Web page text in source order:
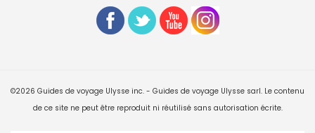
©2026 Guides de voyage Ulysse inc. - Guides de voyage Ulysse sarl. Le contenu
de ce site ne peut être reproduit ni réutilisé sans autorisation écrite.